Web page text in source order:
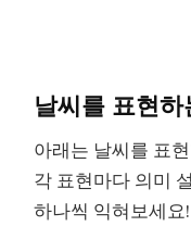
날씨를 표현
아래는 날씨를 표
각 표현마다 의미
하나씩 익혀보세요!